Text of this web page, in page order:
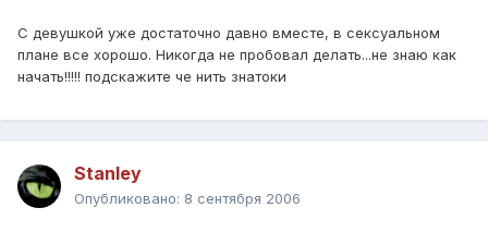
С девушкой уже достаточно давно вместе, в сексуальном
плане все хорошо. Никогда не пробовал делать...не знаю как
начать!!!!! подскажите че нить знатоки
Stanley
Опубликовано: 8 сентября 2006